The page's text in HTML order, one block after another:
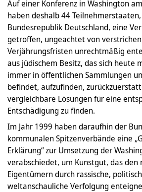
Auf einer Konferenz in Washington
haben deshalb 44
Bundesrepublik Deutschland, eine
getroffen, ungeachtet von
Verjährungsfristen unrechtmäßig
aus jüdischem Besitz, das sich heute
immer in öffentlichen Sammlungen
befindet, aufzufinden,
vergleichbare Lösungen für eine
Entschädigung zu finden.
Im Jahr 1999 haben daraufhin der
kommunalen Spitzenverbände eine
Erklärung“ zur Umsetzung der
verabschiedet, um Kunstgut, das
Eigentümern durch rassische,
weltanschauliche Verfolgung